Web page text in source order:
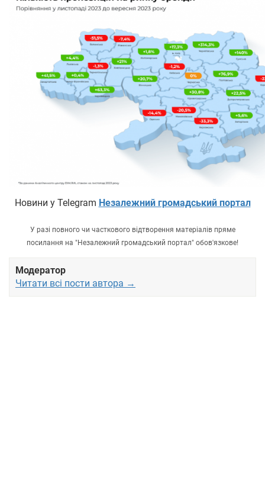
Новини у Telegram Незалежний громадський портал
У разі повного чи часткового відтворення матеріалів пряме
посилання на "Незалежний громадський портал" обов'язкове!
Модератор
Читати всі пости автора →